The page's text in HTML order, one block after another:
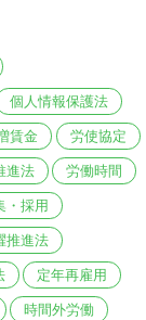
個人情報保護法
賃金 労使協定
進法 労働時間
・採用
推進法
定年再雇用
時間外労働